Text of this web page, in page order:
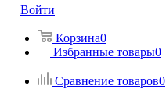
Войти
Корзина0
Избранные товары0
Сравнение товаров0